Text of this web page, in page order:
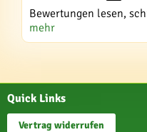
Bewertungen lesen,
mehr
Quick Links
Vertrag widerrufen